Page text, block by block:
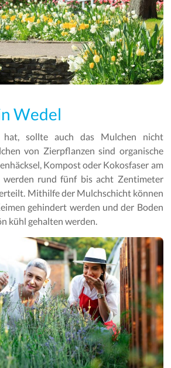
Wedel
sollte auch das Mulchen nicht
von Zierpflanzen sind organische
Kompost oder Kokosfaser am
werden rund fünf bis acht Zentimeter
Mithilfe der Mulchschicht können
gehindert werden und der Boden
kühl gehalten werden.